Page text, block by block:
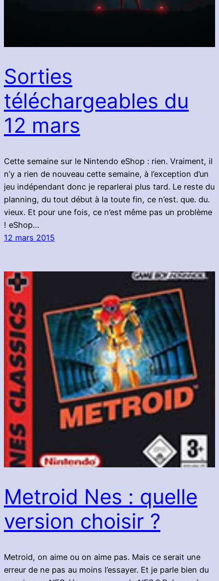
Sorties
téléchargeables du
12 mars
Cette semaine sur le Nintendo eShop : rien. Vraiment, il
n’y a rien de nouveau cette semaine, à l’exception d’un
jeu indépendant donc je reparlerai plus tard. Le reste du
planning, du tout début à la toute fin, ce n’est. que. du.
vieux. Et pour une fois, ce n’est même pas un problème
! eShop…
12 mars 2015
Metroid Nes : quelle
version choisir ?
Metroid, on aime ou on aime pas. Mais ce serait une
erreur de ne pas au moins l’essayer. Et je parle bien du